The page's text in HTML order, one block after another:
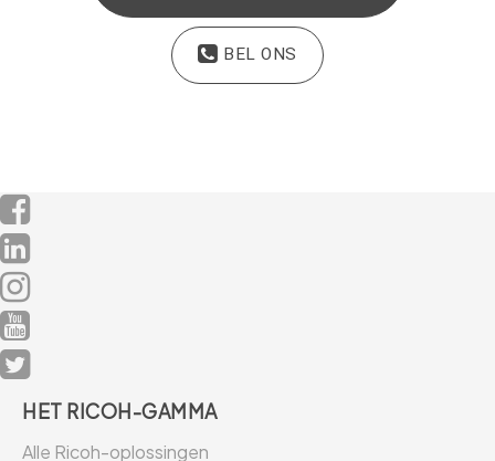
BEL ONS
HET RICOH-GAMMA
Alle Ricoh-oplossingen